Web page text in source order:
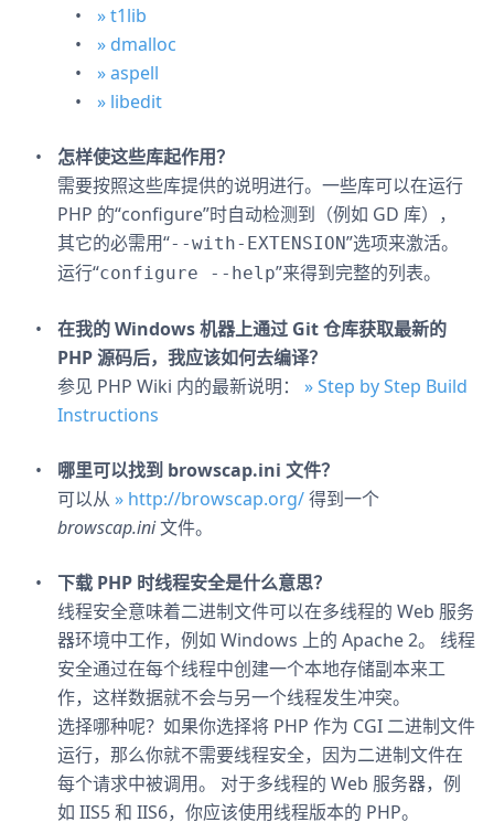
» t1lib
» dmalloc
» aspell
» libedit
怎样使这些库起作用？
需要按照这些库提供的说明进行。一些库可以在运行
PHP 的“configure”时自动检测到（例如 GD 库），
其它的必需用“--with-EXTENSION”选项来激活。
运行“configure --help”来得到完整的列表。
在我的 Windows 机器上通过 Git 仓库获取最新的
PHP 源码后，我应该如何去编译？
参见 PHP Wiki 内的最新说明： » Step by Step Build
Instructions
哪里可以找到 browscap.ini 文件？
可以从 » http://browscap.org/得到一个
browscap.ini文件。
下载 PHP 时线程安全是什么意思？
线程安全意味着二进制文件可以在多线程的 Web 服务
器环境中工作，例如 Windows 上的 Apache 2。 线程
安全通过在每个线程中创建一个本地存储副本来工
作，这样数据就不会与另一个线程发生冲突。
选择哪种呢？如果你选择将 PHP 作为 CGI 二进制文件
运行，那么你就不需要线程安全，因为二进制文件在
每个请求中被调用。 对于多线程的 Web 服务器，例
如 IIS5 和 IIS6，你应该使用线程版本的 PHP。